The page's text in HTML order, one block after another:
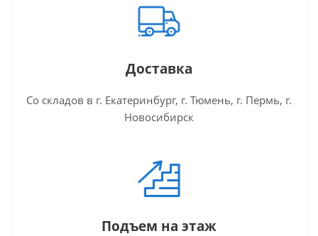
Доставка
Со складов в г. Екатеринбург, г. Тюмень, г. Пермь, г.
Новосибирск
Подъем на этаж